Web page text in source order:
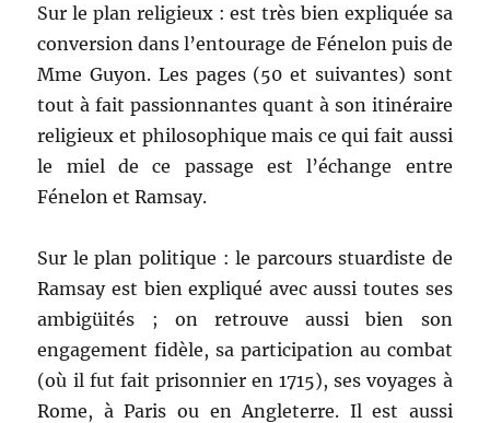
Sur le plan religieux : est très bien expliquée sa
conversion dans l’entourage de Fénelon puis de
Mme Guyon. Les pages (50 et suivantes) sont
tout à fait passionnantes quant à son itinéraire
religieux et philosophique mais ce qui fait aussi
le miel de ce passage est l’échange entre
Fénelon et Ramsay.
Sur le plan politique : le parcours stuardiste de
Ramsay est bien expliqué avec aussi toutes ses
ambigüités ; on retrouve aussi bien son
engagement fidèle, sa participation au combat
(où il fut fait prisonnier en 1715), ses voyages à
Rome, à Paris ou en Angleterre. Il est aussi